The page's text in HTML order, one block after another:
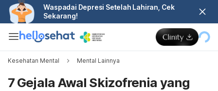
Waspadai Depresi Setelah Lahiran, Cek
Sekarang!
Kesehatan Mental Mental Lainnya
7 Gejala Awal Skizofrenia yang